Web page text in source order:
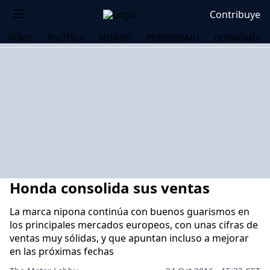
Contribuye
HOME POLÍTICA MUNDO PERIODISMO ECONOMÍA
Honda consolida sus ventas
La marca nipona continúa con buenos guarismos en
los principales mercados europeos, con unas cifras de
ventas muy sólidas, y que apuntan incluso a mejorar
en las próximas fechas